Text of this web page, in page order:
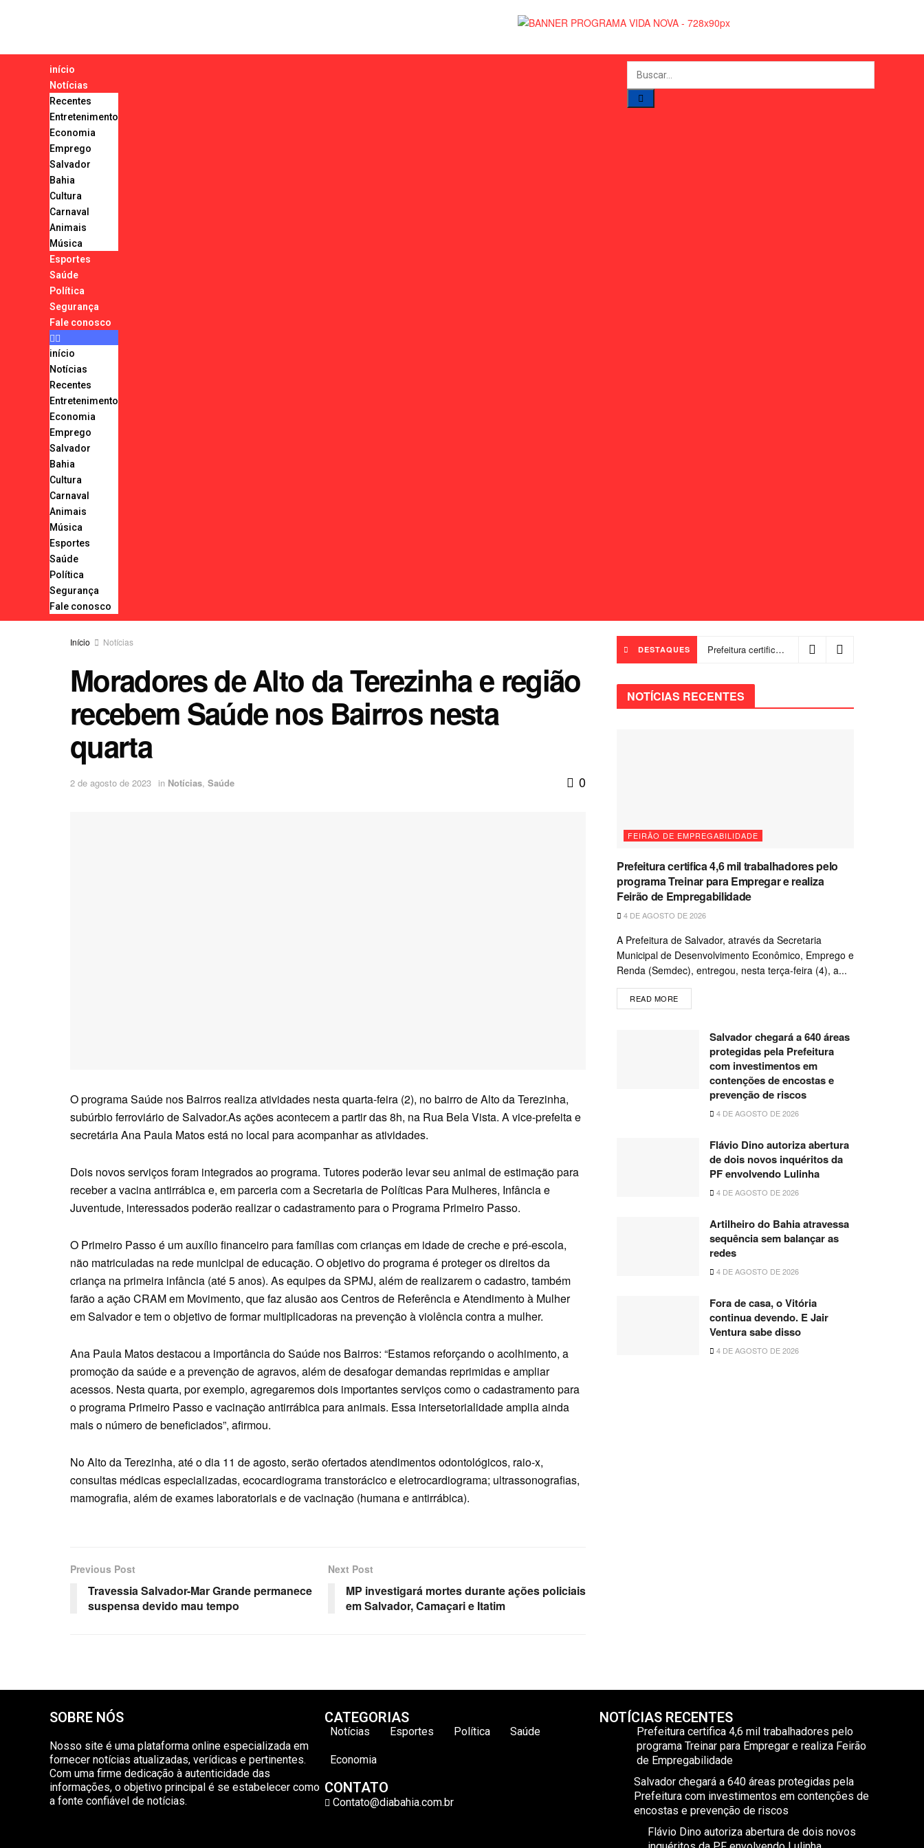
início
Notícias
Recentes
Entretenimento
Economia
Emprego
Salvador
Bahia
Cultura
Carnaval
Animais
Música
Esportes
Saúde
Política
Segurança
Fale conosco
início
Notícias
Recentes
Entretenimento
Economia
Emprego
Salvador
Bahia
Cultura
Carnaval
Animais
Música
Esportes
Saúde
Política
Segurança
Fale conosco
Início Notícias
Moradores de Alto da Terezinha e região
recebem Saúde nos Bairros nesta
quarta
2 de agosto de 2023 in Notícias, Saúde 0
O programa Saúde nos Bairros realiza atividades nesta quarta-feira (2), no bairro de Alto da Terezinha,
subúrbio ferroviário de Salvador.As ações acontecem a partir das 8h, na Rua Bela Vista. A vice-prefeita e
secretária Ana Paula Matos está no local para acompanhar as atividades.
Dois novos serviços foram integrados ao programa. Tutores poderão levar seu animal de estimação para
receber a vacina antirrábica e, em parceria com a Secretaria de Políticas Para Mulheres, Infância e
Juventude, interessados poderão realizar o cadastramento para o Programa Primeiro Passo.
O Primeiro Passo é um auxílio financeiro para famílias com crianças em idade de creche e pré-escola,
não matriculadas na rede municipal de educação. O objetivo do programa é proteger os direitos da
criança na primeira infância (até 5 anos). As equipes da SPMJ, além de realizarem o cadastro, também
farão a ação CRAM em Movimento, que faz alusão aos Centros de Referência e Atendimento à Mulher
em Salvador e tem o objetivo de formar multiplicadoras na prevenção à violência contra a mulher.
Ana Paula Matos destacou a importância do Saúde nos Bairros: “Estamos reforçando o acolhimento, a
promoção da saúde e a prevenção de agravos, além de desafogar demandas reprimidas e ampliar
acessos. Nesta quarta, por exemplo, agregaremos dois importantes serviços como o cadastramento para
o programa Primeiro Passo e vacinação antirrábica para animais. Essa intersetorialidade amplia ainda
mais o número de beneficiados”, afirmou.
No Alto da Terezinha, até o dia 11 de agosto, serão ofertados atendimentos odontológicos, raio-x,
consultas médicas especializadas, ecocardiograma transtorácico e eletrocardiograma; ultrassonografias,
mamografia, além de exames laboratoriais e de vacinação (humana e antirrábica).
Previous Post
Travessia Salvador-Mar Grande permanece
suspensa devido mau tempo
Next Post
MP investigará mortes durante ações policiais
em Salvador, Camaçari e Itatim
DESTAQUES Prefeitura certifica 4,6 mil trabalhadores pelo programa Treinar para Empregar e realiza Feirão de Empregabilidade
NOTÍCIAS RECENTES
FEIRÃO DE EMPREGABILIDADE
Prefeitura certifica 4,6 mil trabalhadores pelo
programa Treinar para Empregar e realiza
Feirão de Empregabilidade
4 DE AGOSTO DE 2026
A Prefeitura de Salvador, através da Secretaria
Municipal de Desenvolvimento Econômico, Emprego e
Renda (Semdec), entregou, nesta terça-feira (4), a...
READ MORE
Salvador chegará a 640 áreas
protegidas pela Prefeitura
com investimentos em
contenções de encostas e
prevenção de riscos
4 DE AGOSTO DE 2026
Flávio Dino autoriza abertura
de dois novos inquéritos da
PF envolvendo Lulinha
4 DE AGOSTO DE 2026
Artilheiro do Bahia atravessa
sequência sem balançar as
redes
4 DE AGOSTO DE 2026
Fora de casa, o Vitória
continua devendo. E Jair
Ventura sabe disso
4 DE AGOSTO DE 2026
SOBRE NÓS
Nosso site é uma plataforma online especializada em
fornecer notícias atualizadas, verídicas e pertinentes.
Com uma firme dedicação à autenticidade das
informações, o objetivo principal é se estabelecer como
a fonte confiável de notícias.
CATEGORIAS
Notícias Esportes Política Saúde
Economia
CONTATO
Contato@diabahia.com.br
NOTÍCIAS RECENTES
Prefeitura certifica 4,6 mil trabalhadores pelo
programa Treinar para Empregar e realiza Feirão
de Empregabilidade
Salvador chegará a 640 áreas protegidas pela
Prefeitura com investimentos em contenções de
encostas e prevenção de riscos
Flávio Dino autoriza abertura de dois novos